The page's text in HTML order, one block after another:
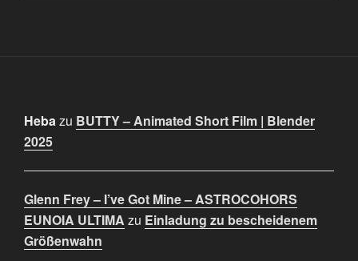
Hebazu BUTTY – Animated Short Film | Blender
2025
Glenn Frey – I’ve Got Mine – ASTROCOHORS
EUNOIA ULTIMA zu Einladung zu bescheidenem
Größenwahn